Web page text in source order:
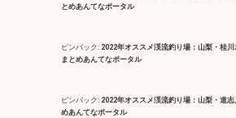
とめあんてなポータル
ピンバック: 2022年オススメ渓流釣り場：山梨・桂
まとめあんてなポータル
ピンバック: 2022年オススメ渓流釣り場：山梨・道
めあんてなポータル